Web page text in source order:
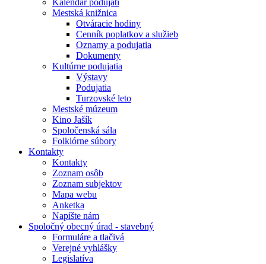
Kalendár podujatí
Mestská knižnica
Otváracie hodiny
Cenník poplatkov a služieb
Oznamy a podujatia
Dokumenty
Kultúrne podujatia
Výstavy
Podujatia
Turzovské leto
Mestské múzeum
Kino Jašík
Spoločenská sála
Folklórne súbory
Kontakty
Kontakty
Zoznam osôb
Zoznam subjektov
Mapa webu
Anketka
Napíšte nám
Spoločný obecný úrad - stavebný
Formuláre a tlačivá
Verejné vyhlášky
Legislatíva